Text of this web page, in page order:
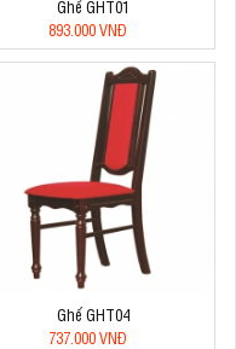
Ghế GHT01
893.000 VNĐ
Ghế GHT04
737.000 VNĐ